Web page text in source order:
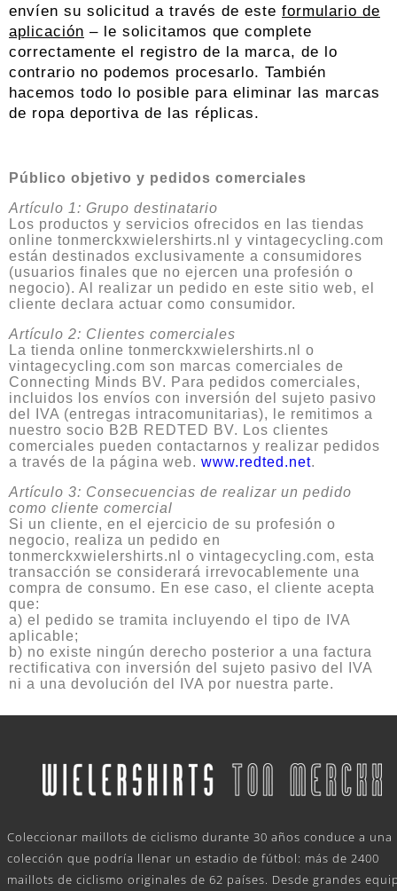
envíen su solicitud a través de este formulario de
aplicación – le solicitamos que complete
correctamente el registro de la marca, de lo
contrario no podemos procesarlo. También
hacemos todo lo posible para eliminar las marcas
de ropa deportiva de las réplicas.
Público objetivo y pedidos comerciales
Artículo 1: Grupo destinatario
Los productos y servicios ofrecidos en las tiendas
online tonmerckxwielershirts.nl y vintagecycling.com
están destinados exclusivamente a consumidores
(usuarios finales que no ejercen una profesión o
negocio). Al realizar un pedido en este sitio web, el
cliente declara actuar como consumidor.
Artículo 2: Clientes comerciales
La tienda online tonmerckxwielershirts.nl o
vintagecycling.com son marcas comerciales de
Connecting Minds BV. Para pedidos comerciales,
incluidos los envíos con inversión del sujeto pasivo
del IVA (entregas intracomunitarias), le remitimos a
nuestro socio B2B REDTED BV. Los clientes
comerciales pueden contactarnos y realizar pedidos
a través de la página web. www.redted.net.
Artículo 3: Consecuencias de realizar un pedido
como cliente comercial
Si un cliente, en el ejercicio de su profesión o
negocio, realiza un pedido en
tonmerckxwielershirts.nl o vintagecycling.com, esta
transacción se considerará irrevocablemente una
compra de consumo. En ese caso, el cliente acepta
que:
a) el pedido se tramita incluyendo el tipo de IVA
aplicable;
b) no existe ningún derecho posterior a una factura
rectificativa con inversión del sujeto pasivo del IVA
ni a una devolución del IVA por nuestra parte.
Coleccionar maillots de ciclismo durante 30 años conduce a una
colección que podría llenar un estadio de fútbol: más de 2400
maillots de ciclismo originales de 62 países. Desde grandes